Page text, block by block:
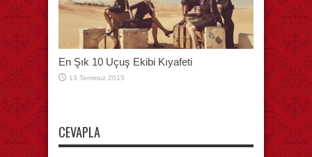
En Şık 10 Uçuş Ekibi Kıyafeti
13 Temmuz 2015
CEVAPLA